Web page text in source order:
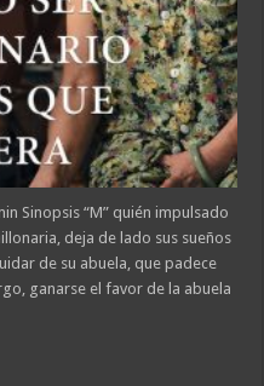
Sinopsis “M” quién impulsado
deja de lado sus sueños
de su abuela, que padece
ganarse el favor de la abuela